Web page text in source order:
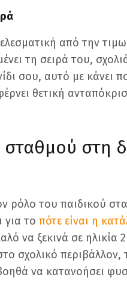
από την
τη σειρά του,
σου, αυτό με κάνει
θετική
σταθμού στη
ρόλο του παιδικού
για το πότε είναι η
να ξεκινά σε ηλικία
σχολικό περιβάλλον,
να κατανοήσει